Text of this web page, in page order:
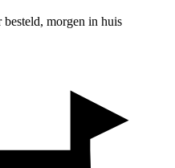
morgen in huis